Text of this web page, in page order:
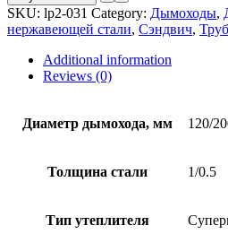
L1000
нерж
1
(Сталь-
quantity
SKU: lp2-031 Category: Дымоходы,
нержавеющей стали, Сэндвич,
Additional information
Reviews (0)
Диаметр дымохода, мм 120/
Толщина стали 1/0.5
Тип утеплителя